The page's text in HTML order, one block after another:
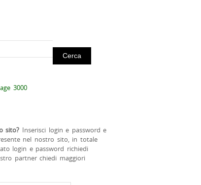
3000
sito? Inserisci login e password e
nel nostro sito, in totale
login e password richiedi
partner chiedi maggiori